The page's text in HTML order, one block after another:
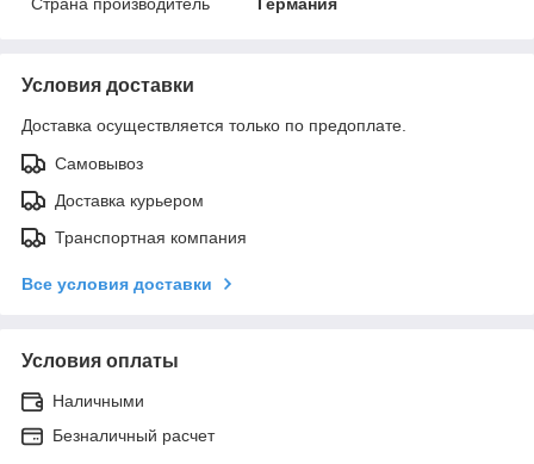
Условия доставки
Доставка осуществляется только по предоплате.
Самовывоз
Доставка курьером
Транспортная компания
Все условия доставки
Условия оплаты
Наличными
Безналичный расчет